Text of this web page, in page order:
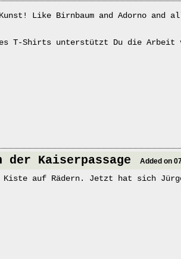
Like Birnbaum and Adorno
T-Shirts unterstützt Du die
Kaiserpassage Added on
Kiste auf Rädern. Jetzt hat sich